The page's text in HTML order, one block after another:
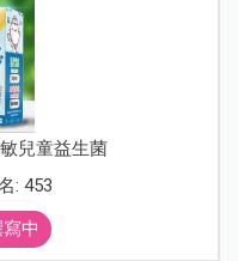
兒童益生菌
: 453
中